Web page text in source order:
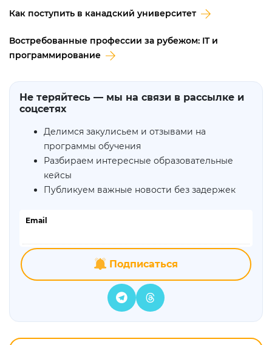
Как поступить в канадский университет
Востребованные профессии за рубежом: IT и
программирование
Не теряйтесь — мы на связи в рассылке и
соцсетях
Делимся закулисьем и отзывами на
программы обучения
Разбираем интересные образовательные
кейсы
Публикуем важные новости без задержек
Email
Подписаться